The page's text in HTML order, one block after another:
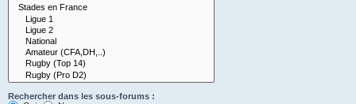
Rechercher dans les sous-forums :